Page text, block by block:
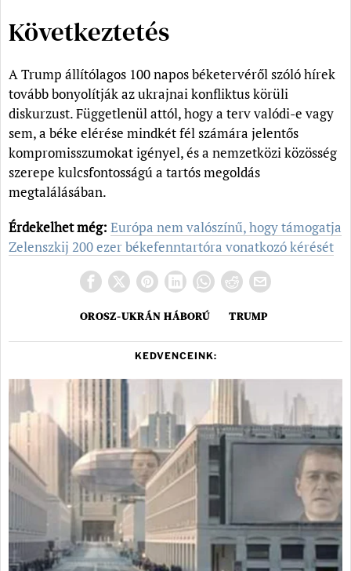
Következtetés
A Trump állítólagos 100 napos béketervéről szóló hírek
tovább bonyolítják az ukrajnai konfliktus körüli
diskurzust. Függetlenül attól, hogy a terv valódi-e vagy
sem, a béke elérése mindkét fél számára jelentős
kompromisszumokat igényel, és a nemzetközi közösség
szerepe kulcsfontosságú a tartós megoldás
megtalálásában.
Érdekelhet még: Európa nem valószínű, hogy támogatja
Zelenszkij 200 ezer békefenntartóra vonatkozó kérését
OROSZ-UKRÁN HÁBORÚ TRUMP
KEDVENCEINK: